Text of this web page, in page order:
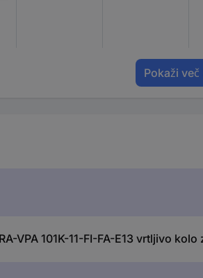
Pokaži več
VPA 101K-11-FI-FA-E13 vrtljivo